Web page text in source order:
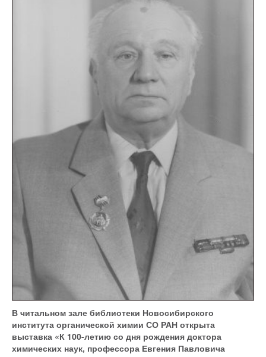
В читальном зале библиотеки Новосибирского
института органической химии СО РАН открыта
выставка «К 100-летию со дня рождения доктора
химических наук, профессора Евгения Павловича